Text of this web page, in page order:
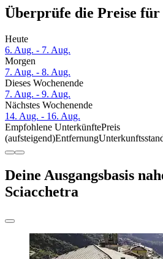
Überprüfe die Preise für
Heute
6. Aug. - 7. Aug.
Morgen
7. Aug. - 8. Aug.
Dieses Wochenende
7. Aug. - 9. Aug.
Nächstes Wochenende
14. Aug. - 16. Aug.
Empfohlene UnterkünftePreis
(aufsteigend)Entfernung
Deine Ausgangsbasis
Sciacchetra